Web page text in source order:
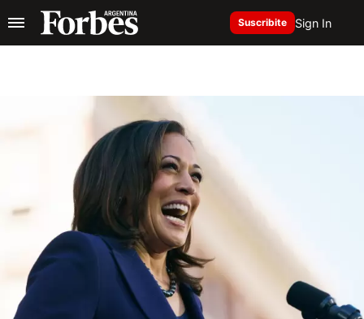
Suscribite Sign In